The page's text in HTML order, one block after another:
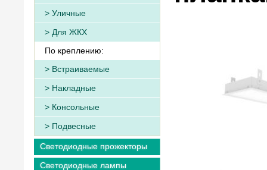
Уличные
Для ЖКХ
По креплению:
Встраиваемые
Накладные
Консольные
Подвесные
Светодиодные прожекторы
Светодиодные лампы